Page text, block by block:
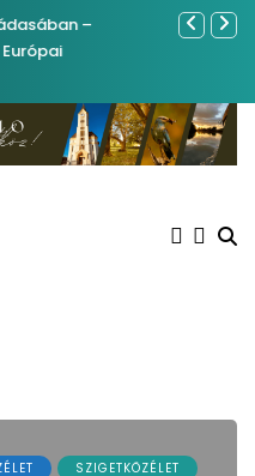
–
Ferenc
SZIGETKÖZÉLET